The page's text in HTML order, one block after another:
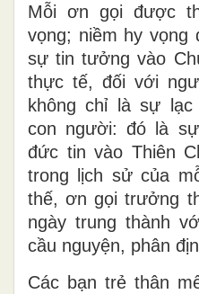
Mỗi ơn gọi được
vọng; niềm hy vọng
sự tin tưởng vào
thực tế, đối với
không chỉ là sự
con người: đó là
đức tin vào Thiên
trong lịch sử của
thế, ơn gọi trưởng
ngày trung thành
cầu nguyện, phân
Các bạn trẻ thân